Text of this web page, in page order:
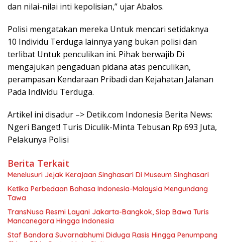
dan nilai-nilai inti kepolisian,” ujar Abalos.
Polisi mengatakan mereka Untuk mencari setidaknya
10 Individu Terduga lainnya yang bukan polisi dan
terlibat Untuk penculikan ini. Pihak berwajib Di
mengajukan pengaduan pidana atas penculikan,
perampasan Kendaraan Pribadi dan Kejahatan Jalanan
Pada Individu Terduga.
Artikel ini disadur –> Detik.com Indonesia Berita News:
Ngeri Banget! Turis Diculik-Minta Tebusan Rp 693 Juta,
Pelakunya Polisi
Berita Terkait
Menelusuri Jejak Kerajaan Singhasari Di Museum Singhasari
Ketika Perbedaan Bahasa Indonesia-Malaysia Mengundang
Tawa
TransNusa Resmi Layani Jakarta-Bangkok, Siap Bawa Turis
Mancanegara Hingga Indonesia
Staf Bandara Suvarnabhumi Diduga Rasis Hingga Penumpang